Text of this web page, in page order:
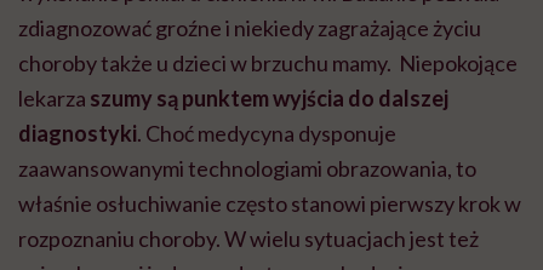
Jolanta Pawnik
Fascynują ją ludzie. Trzyma kciuki za tych,
którzy mają odwagę przekraczać granice i
do upadłego bronić tego, co dla nich
najważniejsze. Uwielbia o tym pisać i